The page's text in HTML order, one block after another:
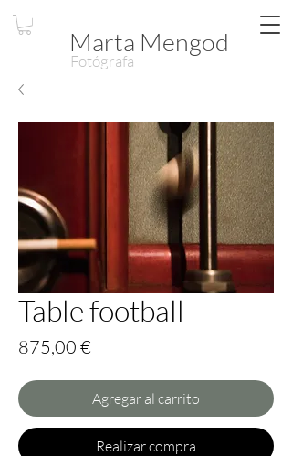
Marta Mengod
Fotógrafa
Table football
875,00 €
Agregar al carrito
Realizar compra